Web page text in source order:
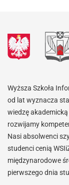
Wyższa Szkoła
od lat wyznacza
wiedzę
rozwijamy
Nasi absolwenci
studenci cenią
międzynarodowe
pierwszego dnia